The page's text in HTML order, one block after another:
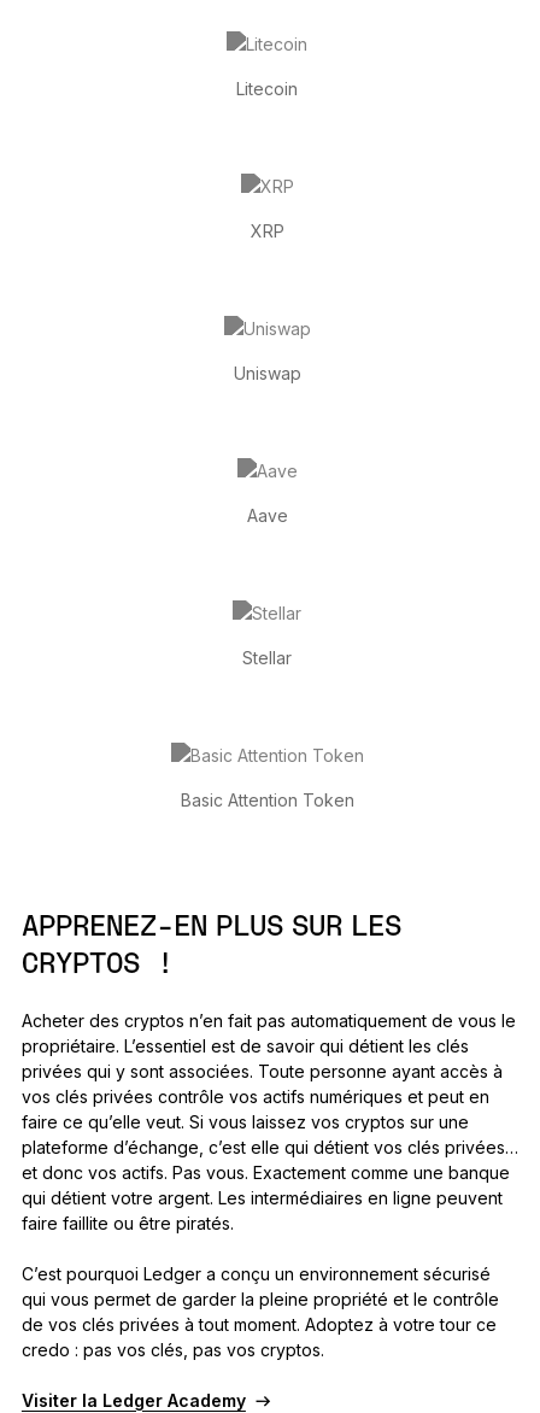
Litecoin
XRP
Uniswap
Aave
Stellar
Basic Attention Token
APPRENEZ-EN PLUS SUR LES
CRYPTOS !
Acheter des cryptos n’en fait pas automatiquement de vous le
propriétaire. L’essentiel est de savoir qui détient les clés
privées qui y sont associées. Toute personne ayant accès à
vos clés privées contrôle vos actifs numériques et peut en
faire ce qu’elle veut. Si vous laissez vos cryptos sur une
plateforme d’échange, c’est elle qui détient vos clés privées…
et donc vos actifs. Pas vous. Exactement comme une banque
qui détient votre argent. Les intermédiaires en ligne peuvent
faire faillite ou être piratés.
C’est pourquoi Ledger a conçu un environnement sécurisé
qui vous permet de garder la pleine propriété et le contrôle
de vos clés privées à tout moment. Adoptez à votre tour ce
credo : pas vos clés, pas vos cryptos.
Visiter la Ledger Academy